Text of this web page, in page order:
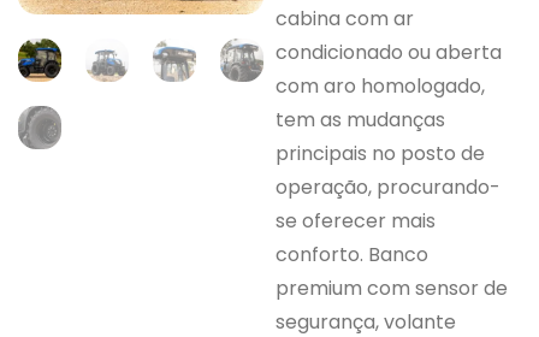
cabina com ar
condicionado ou aberta
com aro homologado,
tem as mudanças
principais no posto de
operação, procurando-
se oferecer mais
conforto. Banco
premium com sensor de
segurança, volante